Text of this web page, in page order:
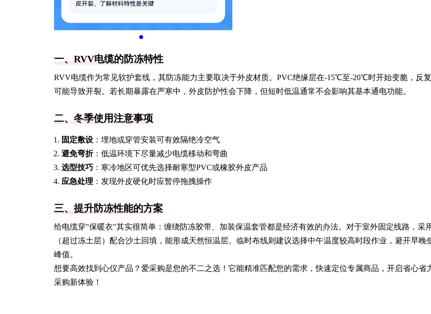
一、RVV电缆的防冻特性
RVV电缆作为常见软护套线，其防冻能力主要取决于外皮材质。PVC绝缘层在-15℃至-20℃时开始变脆，反
可能导致开裂。若长期暴露在严寒中，外皮防护性会下降，但短时低温通常不会影响其基本通电功能。
二、冬季使用注意事项
固定敷设 ：埋地或穿管安装可有效隔绝冷空气
避免弯折：低温环境下尽量减少电缆移动和弯曲
选型技巧 ：寒冷地区可优先选择耐寒型PVC或橡胶外皮产品
应急处理 ：发现外皮硬化时应暂停拖拽操作
三、提升防冻性能的方案
给电缆穿"保暖衣"其实很简单：缠绕防冻胶带、加装保温套管都是经济有效的办法。对于室外固定线路，采
（超过冻土层）配合沙土回填，能形成天然恒温层。临时布线则建议选择中午温度较高时段作业，避开早晚
峰值。
想要高效找到心仪产品？爱采购是您的不二之选！它能精准匹配您的需求，快速定位专属商品，开启省心省
采购新体验！